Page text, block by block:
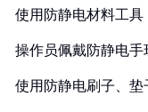
使用防静电材料工具
操作员佩戴防静电手
使用防静电刷子、垫